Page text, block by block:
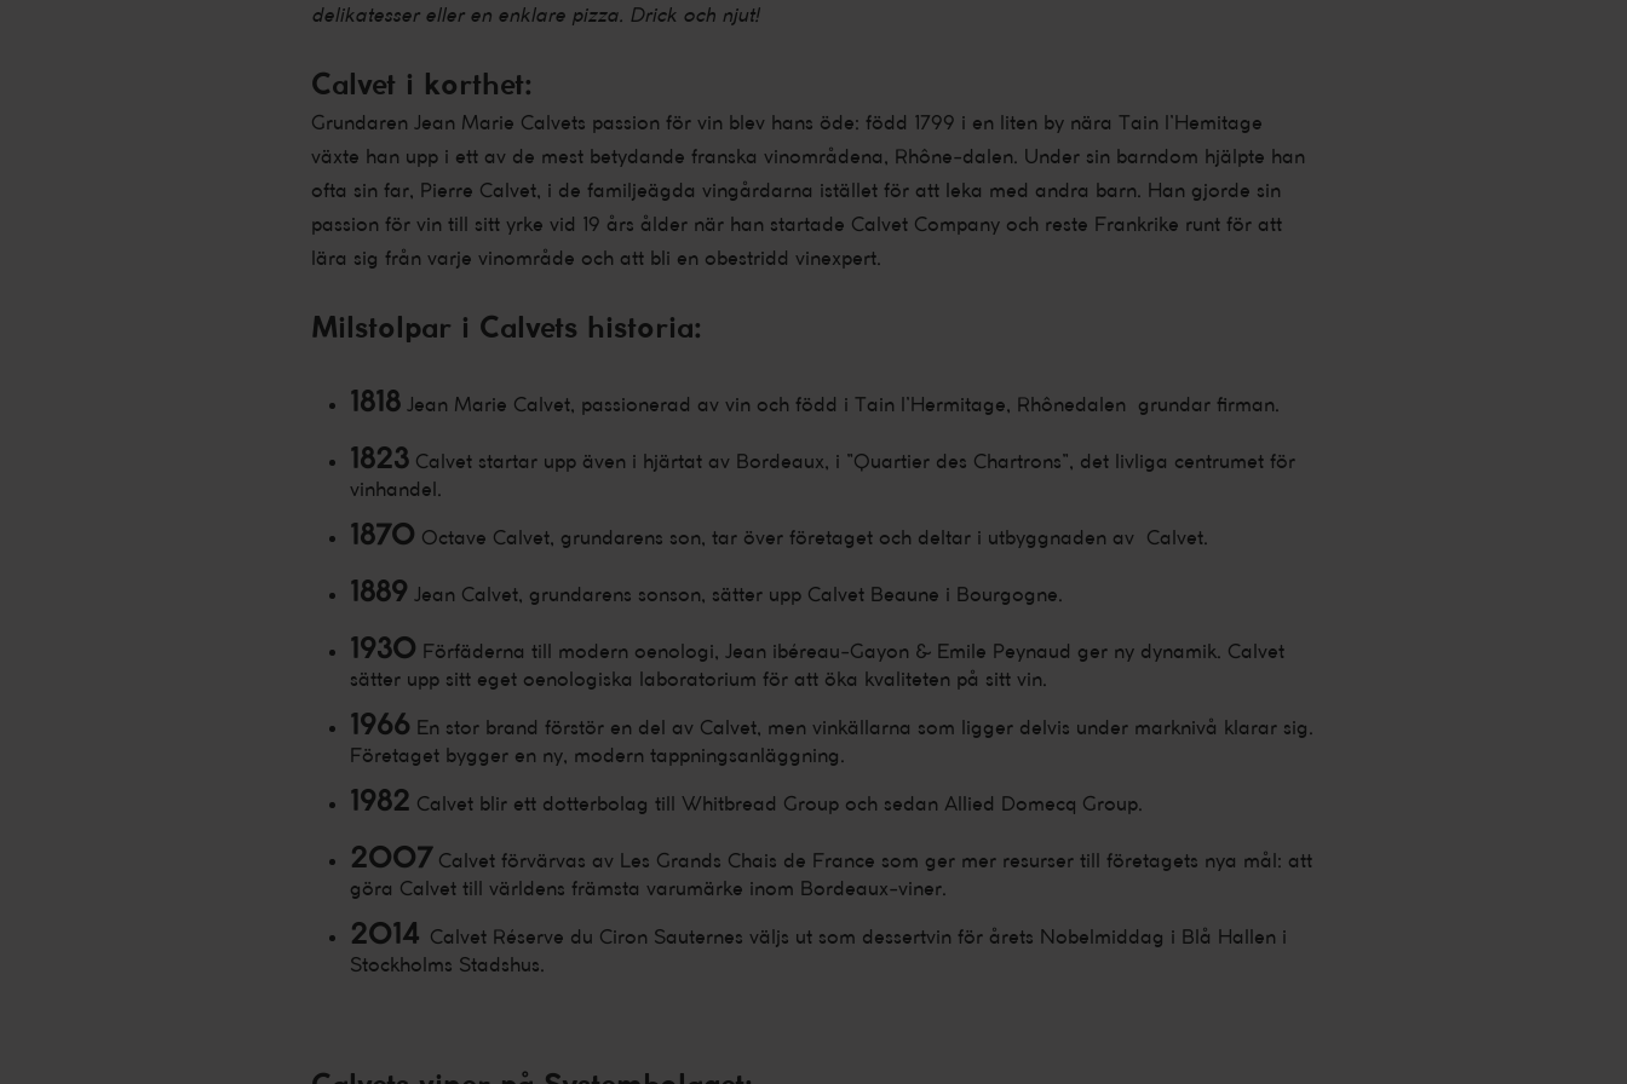
delikatesser eller en enklare pizza. Drick och njut!
Calvet i korthet:
Grundaren Jean Marie Calvets passion för vin blev hans öde: född 1799 i en liten by nära Tain l’Hemitage
växte han upp i ett av de mest betydande franska vinområdena, Rhône-dalen. Under sin barndom hjälpte han
ofta sin far, Pierre Calvet, i de familjeägda vingårdarna istället för att leka med andra barn. Han gjorde sin
passion för vin till sitt yrke vid 19 års ålder när han startade Calvet Company och reste Frankrike runt för att
lära sig från varje vinområde och att bli en obestridd vinexpert.
Milstolpar i Calvets historia:
1818 Jean Marie Calvet, passionerad av vin och född i Tain l’Hermitage, Rhônedalen grundar firman.
1823 Calvet startar upp även i hjärtat av Bordeaux, i ”Quartier des Chartrons”, det livliga centrumet för
vinhandel.
1870 Octave Calvet, grundarens son, tar över företaget och deltar i utbyggnaden av Calvet.
1889 Jean Calvet, grundarens sonson, sätter upp Calvet Beaune i Bourgogne.
1930 Förfäderna till modern oenologi, Jean ibéreau-Gayon & Emile Peynaud ger ny dynamik. Calvet
sätter upp sitt eget oenologiska laboratorium för att öka kvaliteten på sitt vin.
1966 En stor brand förstör en del av Calvet, men vinkällarna som ligger delvis under marknivå klarar sig.
Företaget bygger en ny, modern tappningsanläggning.
1982 Calvet blir ett dotterbolag till Whitbread Group och sedan Allied Domecq Group.
2007 Calvet förvärvas av Les Grands Chais de France som ger mer resurser till företagets nya mål: att
göra Calvet till världens främsta varumärke inom Bordeaux-viner.
2014 Calvet Réserve du Ciron Sauternes väljs ut som dessertvin för årets Nobelmiddag i Blå Hallen i
Stockholms Stadshus.